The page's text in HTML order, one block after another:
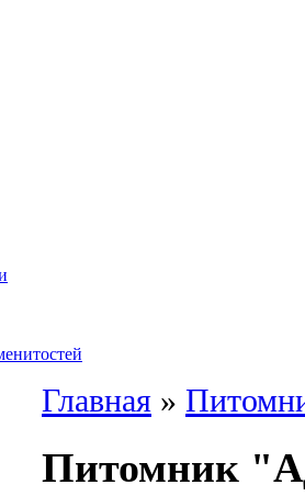
Главная »
Питомник